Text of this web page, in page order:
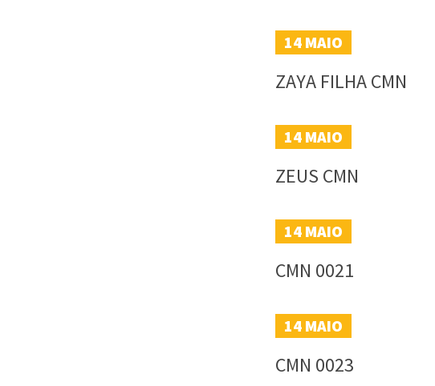
14 MAIO
ZAYA FILHA CMN
14 MAIO
ZEUS CMN
14 MAIO
CMN 0021
14 MAIO
CMN 0023